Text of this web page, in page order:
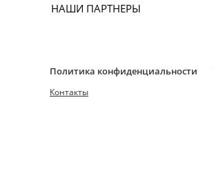
НАШИ ПАРТНЕРЫ
Политика конфиденциальности
Контакты